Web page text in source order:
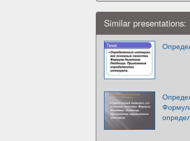
Similar presentations: